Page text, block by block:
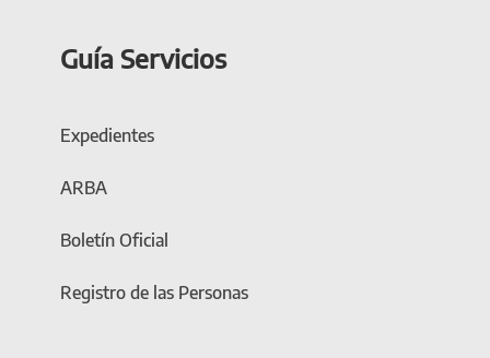
Guía Servicios
Expedientes
ARBA
Boletín Oficial
Registro de las Personas